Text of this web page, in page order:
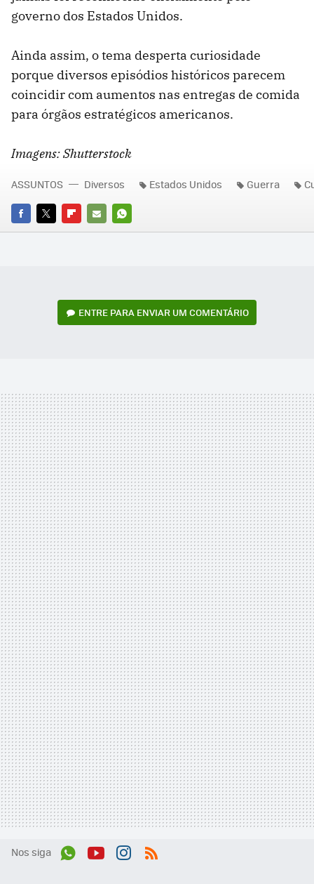
governo dos Estados Unidos.
Ainda assim, o tema desperta curiosidade
porque diversos episódios históricos parecem
coincidir com aumentos nas entregas de comida
para órgãos estratégicos americanos.
Imagens: Shutterstock
FACEBOOK
TWITTERFLIPBOARD
E-
WHATSAPP
ASSUNTOS Diversos Estados Unidos Guerra
ENTRE PARA ENVIAR UM COMENTÁRIO
Nos siga